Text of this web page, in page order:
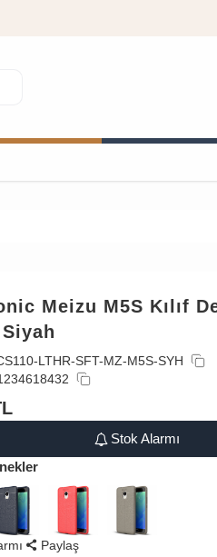
Meizu M5S Kılıf
LTHR-SFT-MZ-M5S-SYH
Stok Alarmı
Paylaş